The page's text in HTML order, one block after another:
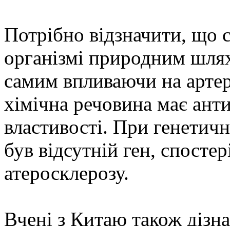
Потрібно відзначити, що
організмі природним
самим впливаючи на
хімічна речовина має
властивості. При
був відсутній ген,
атеросклерозу.
Вчені з Китаю також